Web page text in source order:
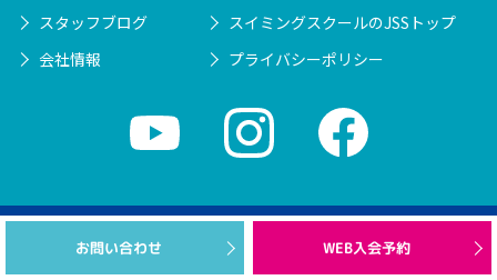
スタッフブログ
スイミングスクールのJSSトップ
会社情報
プライバシーポリシー
© JSS Group Co.
お問い合わせ WEB入会予約